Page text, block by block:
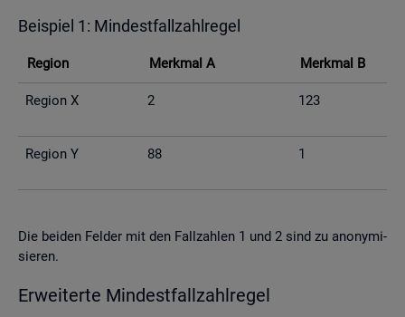
Bei­spiel 1: Min­dest­fall­zahl­re­gel
Re­gi­on Merk­mal A Merk­mal B
Re­gi­on X 2 123
Re­gi­on Y 88 1
Die bei­den Fel­der mit den Fall­zah­len 1 und 2 sind zu an­ony­mi­
sie­ren.
Er­wei­ter­te Min­dest­fall­zahl­re­gel